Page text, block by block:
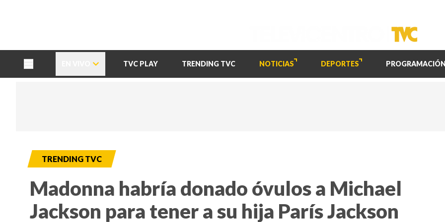
TVC PLAY TRENDING TVC NOTICIAS DEPORTES PROGRAMACIÓN
TRENDING TVC
Madonna habría donado óvulos a Michael
Jackson para tener a su hija París Jackson